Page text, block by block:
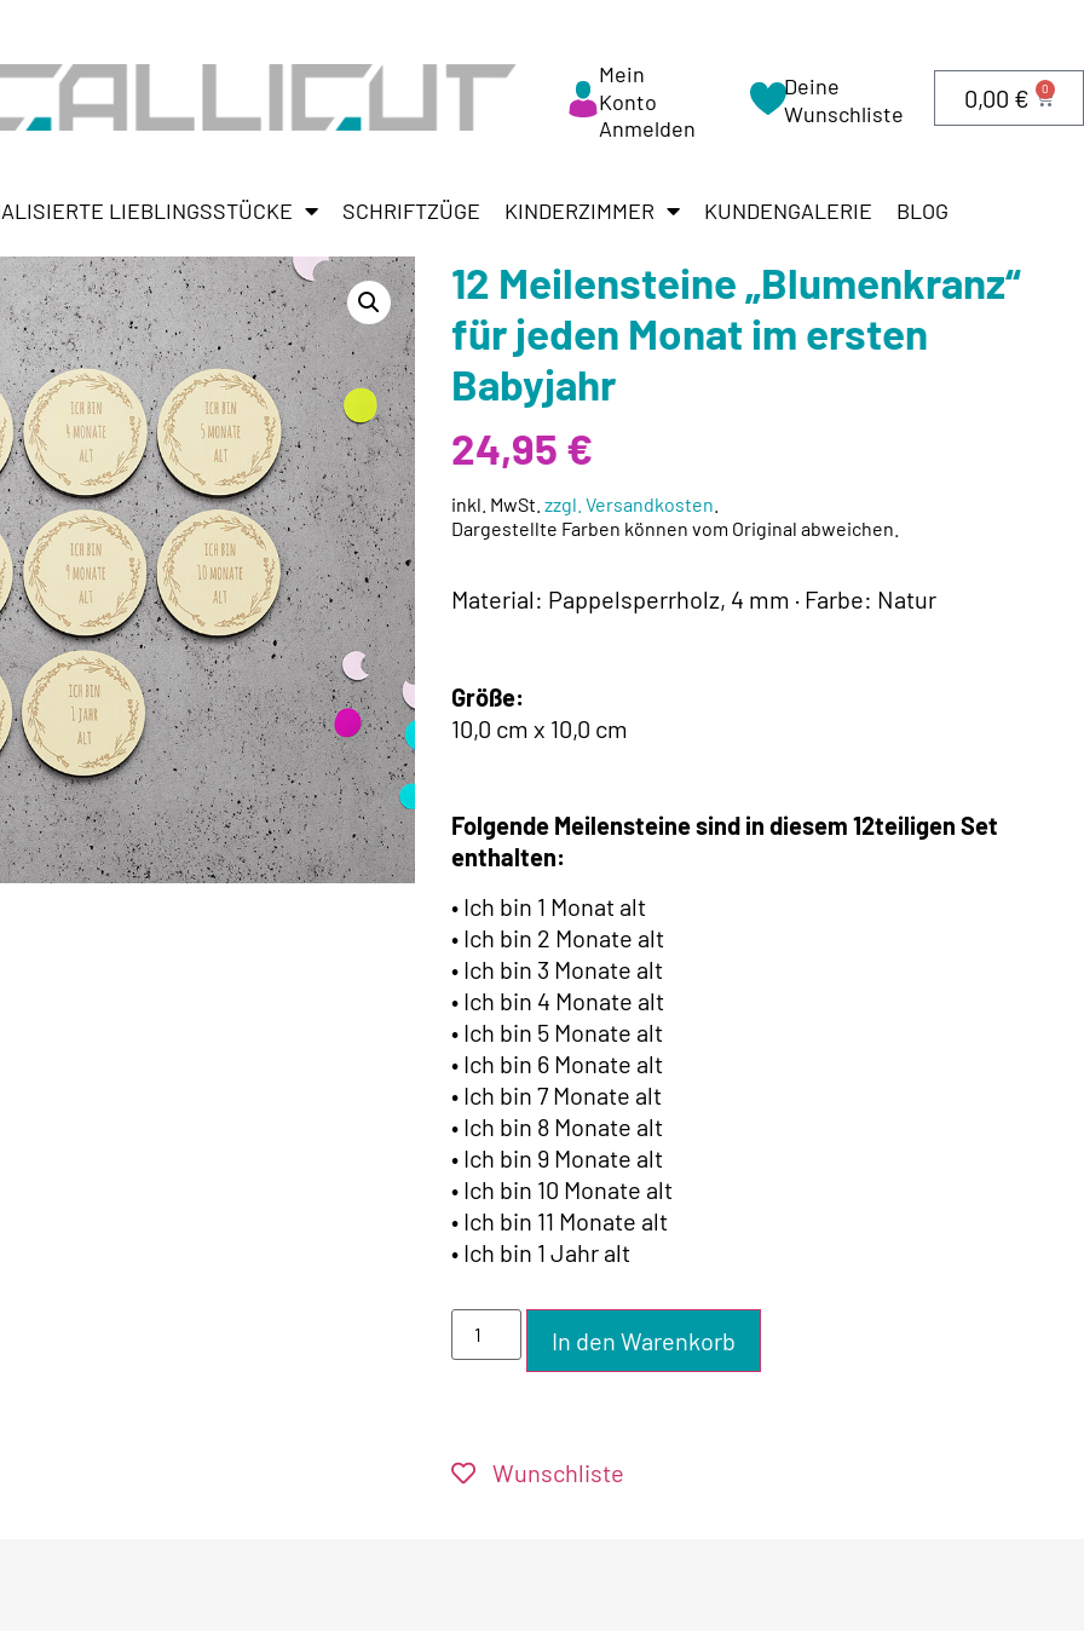
Mein
Konto
Anmelden
Deine
Wunschliste
0,00 € 0
LIEBLINGSSTÜCKE SCHRIFTZÜGE KINDERZIMMER KUNDENGALERIE BLOG
12 Meilensteine „Blumenkranz“
für jeden Monat im ersten
Babyjahr
24,95 €
inkl. MwSt.zzgl. Versandkosten
Dargestellte Farben können vom Original abweichen.
Material: Pappelsperrholz, 4 mm · Farbe: Natur
Größe:
10,0 cm x 10,0 cm
Folgende Meilensteine sind in diesem 12teiligen Set
enthalten:
• Ich bin 1 Monat alt
• Ich bin 2 Monate alt
• Ich bin 3 Monate alt
• Ich bin 4 Monate alt
• Ich bin 5 Monate alt
• Ich bin 6 Monate alt
• Ich bin 7 Monate alt
• Ich bin 8 Monate alt
• Ich bin 9 Monate alt
• Ich bin 10 Monate alt
• Ich bin 11 Monate alt
• Ich bin 1 Jahr alt
In den Warenkorb
Wunschliste